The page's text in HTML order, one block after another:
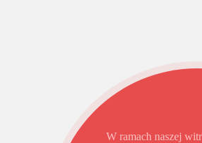
W ramach naszej